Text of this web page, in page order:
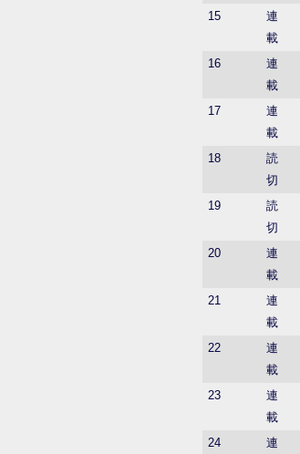
15
連
載
16
連
載
17
連
載
18
読
切
19
読
切
20
連
載
21
連
載
22
連
載
23
連
載
24 連